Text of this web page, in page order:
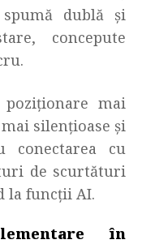
dublă și
concepute
mai
silențioase și
conectarea cu
de scurtături
la funcții AI.
în